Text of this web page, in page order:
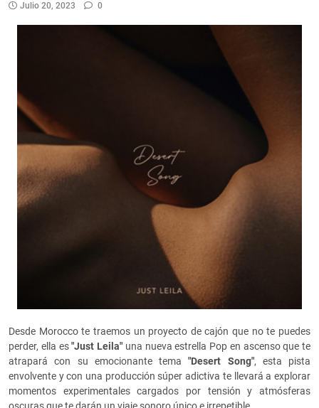
Julio 20, 2023 0
Desde Morocco te traemos un proyecto de cajón que no te puedes
perder, ella es"Just Leila" una nueva estrella Pop en ascenso que te
atrapará con su emocionante tema"Desert Song", esta pista
envolvente y con una producción súper adictiva te llevará a explorar
momentos experimentales cargados por tensión y atmósferas